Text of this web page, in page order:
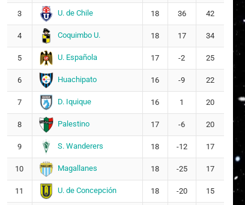
3 U. de Chile 18 36 42
4 Coquimbo U. 18 17 34
5 U. Española 17 -2 25
6 Huachipato 16 -9 22
7 D. Iquique 16 1 20
8 Palestino 17 -6 20
9 S. Wanderers 18 -12 17
10 Magallanes 18 -25 17
11 U. de Concepción 18 -20 15